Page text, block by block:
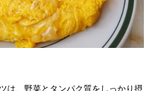
は、野菜とタンパク質をしっかり摂